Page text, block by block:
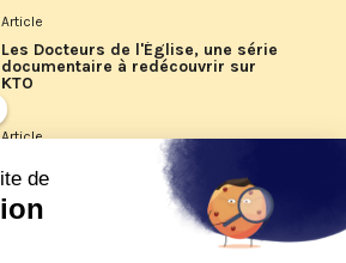
Article
Les Docteurs de l'Église, une série
documentaire à redécouvrir sur
KTO
Article
Les reportages d'été 2026 de KTO